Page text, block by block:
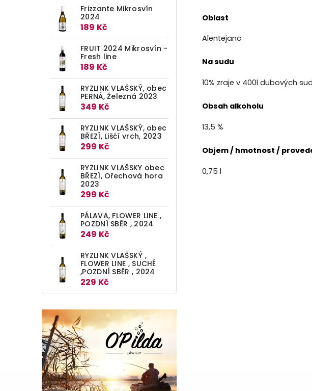
Frizzante Mikrosvín
2024
189 Kč
FRUIT 2024 Mikrosvín -
Fresh line
189 Kč
RYZLINK VLAŠSKÝ, obec
PERNÁ, Železná 2023
349 Kč
RYZLINK VLAŠSKÝ, obec
BŘEZÍ, Liščí vrch, 2023
299 Kč
RYZLINK VLAŠSKY obec
BŘEZÍ, Ořechová hora
2023
299 Kč
PÁLAVA, FLOWER LINE ,
POZDNÍ SBĚR , 2024
249 Kč
RYZLINK VLAŠSKÝ ,
FLOWER LINE , SUCHÉ
,POZDNÍ SBĚR , 2024
229 Kč
Oblast
Alentejano
Na sudu
10% zraje v 400l dubových
Obsah alkoholu
13,5 %
Objem / hmotnost /
0,75 l